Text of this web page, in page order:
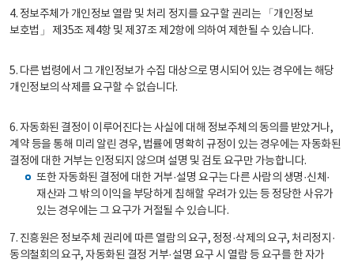
4. 정보주체가 개인정보 열람 및 처리 정지를 요구할 권리는 「개인정보
보호법」 제35조 제4항 및 제37조 제2항에 의하여 제한될 수 있습니다.
5. 다른 법령에서 그 개인정보가 수집 대상으로 명시되어 있는 경우에는 해당
개인정보의 삭제를 요구할 수 없습니다.
6. 자동화된 결정이 이루어진다는 사실에 대해 정보주체의 동의를 받았거나,
계약 등을 통해 미리 알린 경우, 법률에 명확히 규정이 있는 경우에는 자동화된
결정에 대한 거부는 인정되지 않으며 설명 및 검토 요구만 가능합니다.
또한 자동화된 결정에 대한 거부·설명 요구는 다른 사람의 생명·신체·
재산과 그 밖의 이익을 부당하게 침해할 우려가 있는 등 정당한 사유가
있는 경우에는 그 요구가 거절될 수 있습니다.
7. 진흥원은 정보주체 권리에 따른 열람의 요구, 정정·삭제의 요구, 처리정지·
동의철회의 요구, 자동화된 결정 거부·설명 요구 시 열람 등 요구를 한 자가